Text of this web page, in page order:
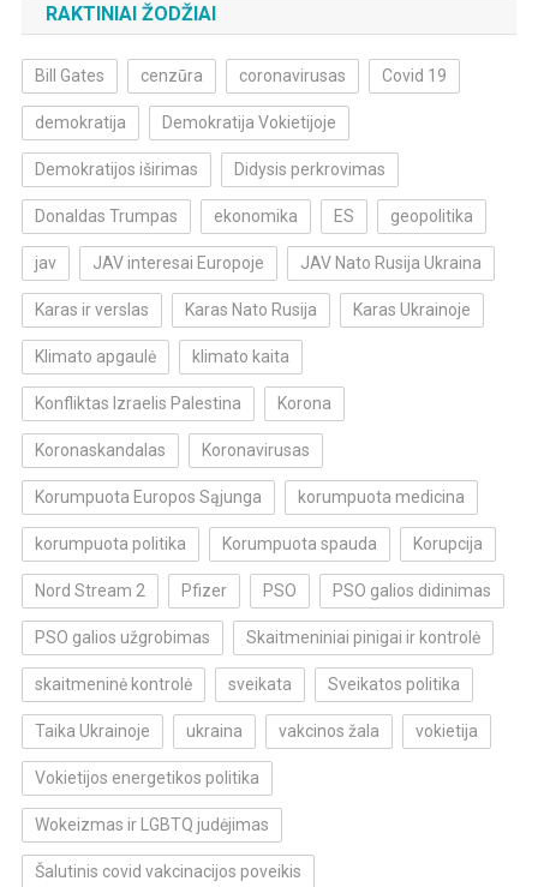
RAKTINIAI ŽODŽIAI
Bill Gates cenzūra coronavirusas Covid 19
demokratija Demokratija Vokietijoje
Demokratijos iširimas Didysis perkrovimas
Donaldas Trumpas ekonomika ES geopolitika
jav JAV interesai Europoje JAV Nato Rusija Ukraina
Karas ir verslas Karas Nato Rusija Karas Ukrainoje
Klimato apgaulė klimato kaita
Konfliktas Izraelis Palestina Korona
Koronaskandalas Koronavirusas
Korumpuota Europos Sąjunga korumpuota medicina
korumpuota politika Korumpuota spauda Korupcija
Nord Stream 2 Pfizer PSO PSO galios didinimas
PSO galios užgrobimas Skaitmeniniai pinigai ir kontrolė
skaitmeninė kontrolė sveikata Sveikatos politika
Taika Ukrainoje ukraina vakcinos žala vokietija
Vokietijos energetikos politika
Wokeizmas ir LGBTQ judėjimas
Šalutinis covid vakcinacijos poveikis